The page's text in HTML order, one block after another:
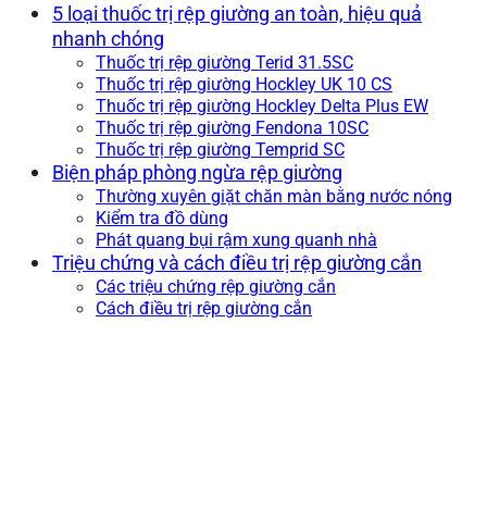
5 loại thuốc trị rệp giường an toàn, hiệu quả
nhanh chóng
Thuốc trị rệp giường Terid 31.5SC
Thuốc trị rệp giường Hockley UK 10 CS
Thuốc trị rệp giường Hockley Delta Plus EW
Thuốc trị rệp giường Fendona 10SC
Thuốc trị rệp giường Temprid SC
Biện pháp phòng ngừa rệp giường
Thường xuyên giặt chăn màn bằng nước nóng
Kiểm tra đồ dùng
Phát quang bụi rậm xung quanh nhà
Triệu chứng và cách điều trị rệp giường cắn
Các triệu chứng rệp giường cắn
Cách điều trị rệp giường cắn